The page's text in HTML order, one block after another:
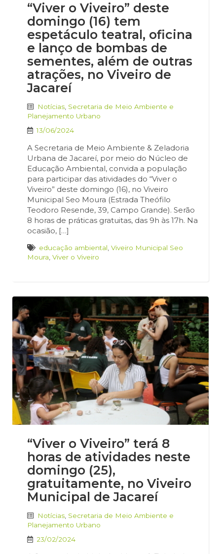
“Viver o Viveiro” deste
domingo (16) tem
espetáculo teatral, oficina
e lanço de bombas de
sementes, além de outras
atrações, no Viveiro de
Jacareí
Notícias Secretaria de Meio Ambiente e
Planejamento Urbano
13/06/2024
A Secretaria de Meio Ambiente & Zeladoria
Urbana de Jacareí, por meio do Núcleo de
Educação Ambiental, convida a população
para participar das atividades do “Viver o
Viveiro” deste domingo (16), no Viveiro
Municipal Seo Moura (Estrada Theófilo
Teodoro Resende, 39, Campo Grande). Serão
8 horas de práticas gratuitas, das 9h às 17h. Na
ocasião, […]
educação ambiental Viveiro Municipal Seo
Moura Viver o Viveiro
“Viver o Viveiro” terá 8
horas de atividades neste
domingo (25),
gratuitamente, no Viveiro
Municipal de Jacareí
Notícias Secretaria de Meio Ambiente e
Planejamento Urbano
23/02/2024